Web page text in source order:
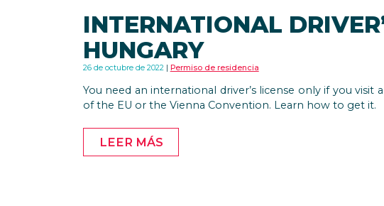
INTERNATIONAL
HUNGARY
26 de octubre de 2022 Permiso de residencia
You need an international driver’s license only if you
of the EU or the Vienna Convention. Learn how to get it.
LEER MÁS